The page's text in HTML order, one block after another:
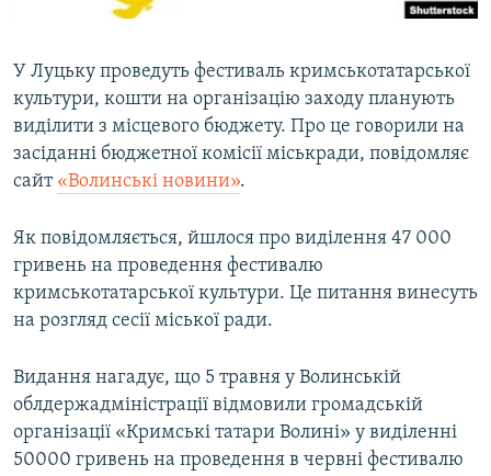
УКРАЇНСЬКА ПРОБЛЕМА КРИМУ
Усі сайти RFE/RL
У Луцьку проведуть фестиваль кримськотатарської
культури, кошти на організацію заходу планують
виділити з місцевого бюджету. Про це говорили на
засіданні бюджетної комісії міськради, повідомляє
сайт «Волинські новини».
Як повідомляється, йшлося про виділення 47 000
гривень на проведення фестивалю
кримськотатарської культури. Це питання винесуть
на розгляд сесії міської ради.
Видання нагадує, що 5 травня у Волинській
облдержадміністрації відмовили громадській
організації «Кримські татари Волині» у виділенні
50000 гривень на проведення в червні фестивалю